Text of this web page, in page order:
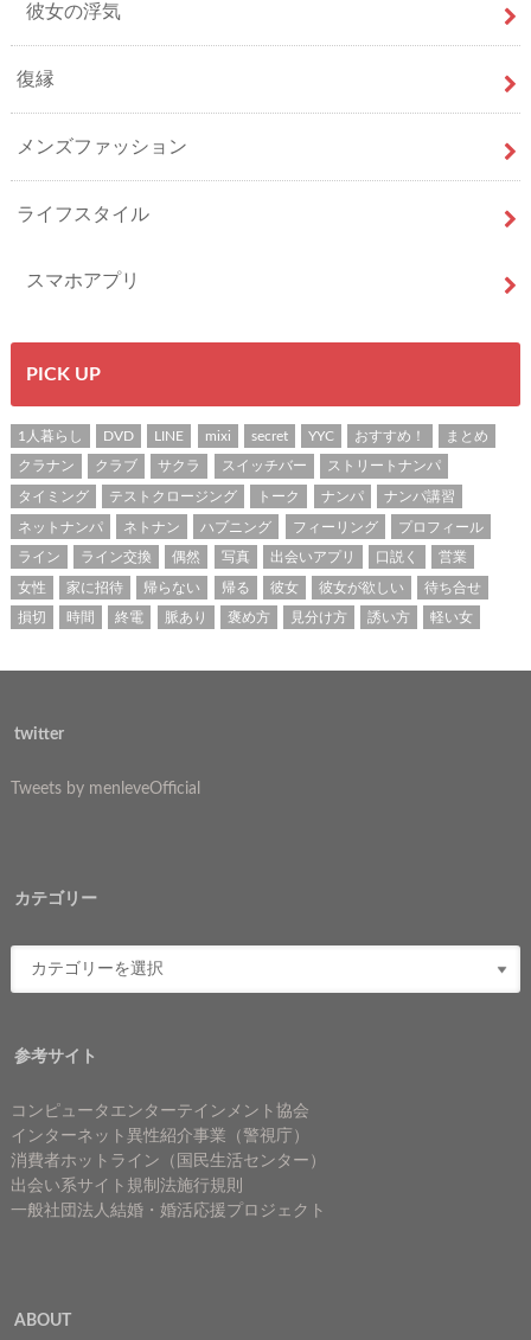
彼女の浮気
復縁
メンズファッション
ライフスタイル
スマホアプリ
PICK UP
1人暮らし DVD LINE mixi secret YYC おすすめ！ まとめ
クラナン クラブ サクラ スイッチバー ストリートナンパ
タイミング テストクロージング トーク ナンパ ナンパ講習
ネットナンパ ネトナン ハプニング フィーリング プロフィール
ライン ライン交換 偶然 写真 出会いアプリ 口説く 営業
女性 家に招待 帰らない 帰る 彼女 彼女が欲しい 待ち合せ
損切 時間 終電 脈あり 褒め方 見分け方 誘い方 軽い女
twitter
Tweets by menleveOfficial
カテゴリー
参考サイト
コンピュータエンターテインメント協会
インターネット異性紹介事業（警視庁）
消費者ホットライン（国民生活センター）
出会い系サイト規制法施行規則
一般社団法人結婚・婚活応援プロジェクト
ABOUT